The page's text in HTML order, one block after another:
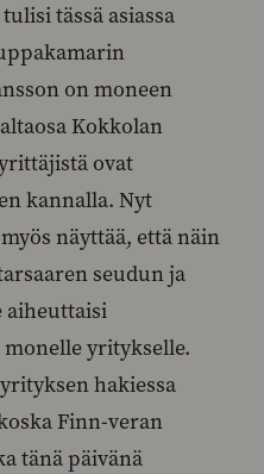
tässä asiassa
on moneen
Kokkolan
ovat
kannalla. Nyt
näyttää, että näin
seudun ja
aiheuttaisi
yritykselle.
hakiessa
Finn-veran
tänä päivänä